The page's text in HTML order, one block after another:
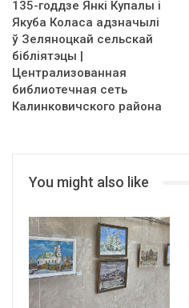
135-годдзе Янкі Купалы і
Якуба Коласа адзначылі
ў Зеляноцкай сельскай
бібліятэцы |
Централизованная
библиотечная сеть
Калинковичского района
You might also like